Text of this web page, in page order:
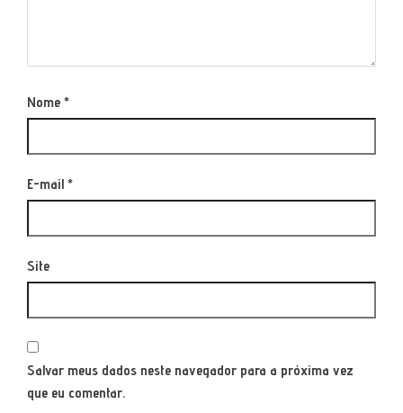
Nome *
E-mail *
Site
Salvar meus dados neste navegador para a próxima vez
que eu comentar.